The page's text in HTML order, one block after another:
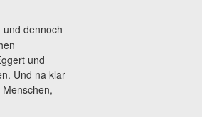
und dennoch
und
Und na klar